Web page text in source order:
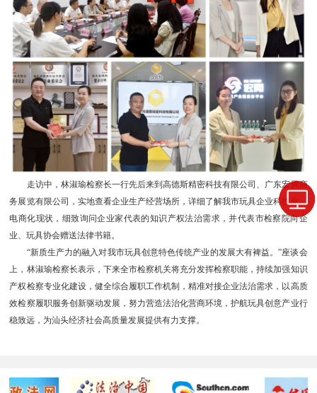
走访中，林淑瑜检察长一行先后来到高德斯精密科技有限公司、广东宏腾商
务展览有限公司，实地查看企业生产经营场所，详细了解我市玩具企业科技化、
电商化现状，细致询问企业家代表的知识产权法治需求，并代表市检察院向企
业、玩具协会赠送法律书籍。
“新质生产力的融入对我市玩具创意特色传统产业的发展大有裨益。”座谈会
上，林淑瑜检察长表示，下来全市检察机关将充分发挥检察职能，持续加强知识
产权检察专业化建设，健全综合履职工作机制，精准对接企业法治需求，以高质
效检察履职服务创新驱动发展，努力营造法治化营商环境，护航玩具创意产业行
稳致远，为汕头经济社会高质量发展提供有力支撑。